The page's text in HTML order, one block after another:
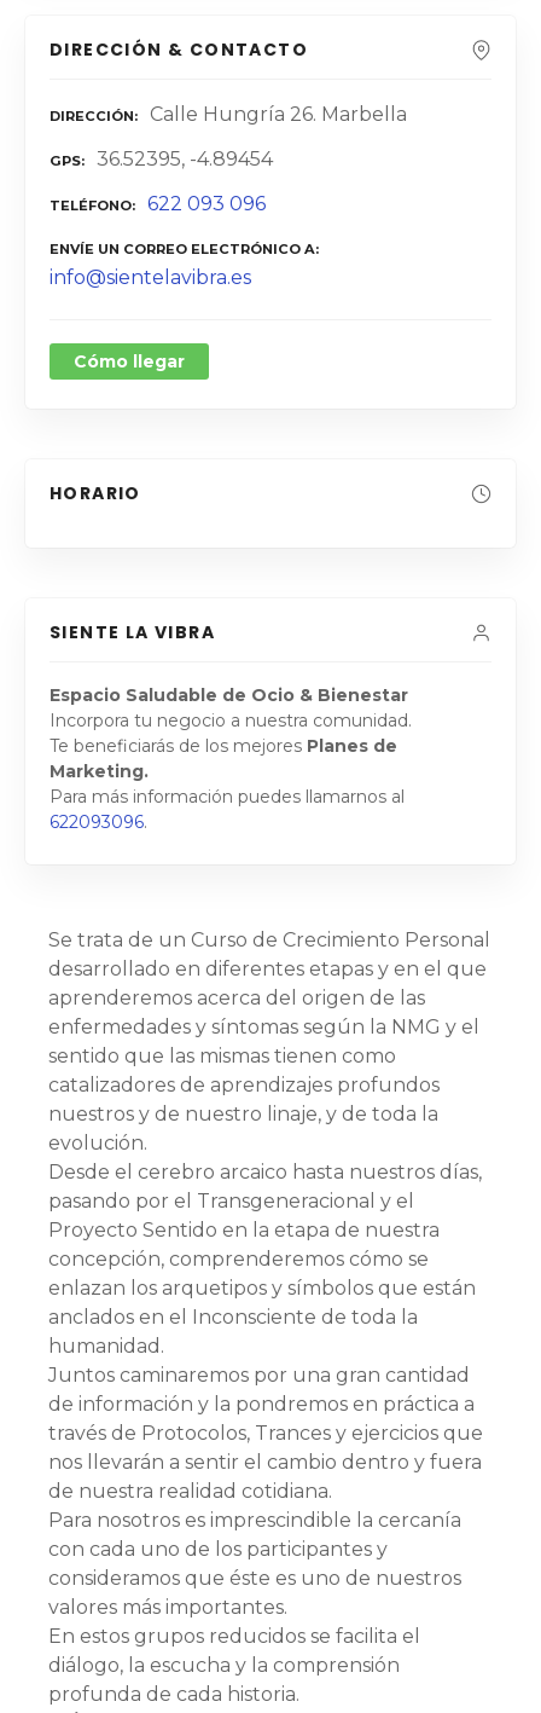
DIRECCIÓN & CONTACTO
DIRECCIÓN Calle Hungría 26. Marbella
GPS 36.52395, -4.89454
TELÉFONO 622 093 096
ENVÍE UN CORREO ELECTRÓNICO A
info@sientelavibra.es
Cómo llegar
HORARIO
SIENTE LA VIBRA
Espacio Saludable de Ocio & Bienestar
Incorpora tu negocio a nuestra comunidad.
Te beneficiarás de los mejores Planes de
Marketing.
Para más información puedes llamarnos al
622093096.
Se trata de un Curso de Crecimiento Personal
desarrollado en diferentes etapas y en el que
aprenderemos acerca del origen de las
enfermedades y síntomas según la NMG y el
sentido que las mismas tienen como
catalizadores de aprendizajes profundos
nuestros y de nuestro linaje, y de toda la
evolución.
Desde el cerebro arcaico hasta nuestros días,
pasando por el Transgeneracional y el
Proyecto Sentido en la etapa de nuestra
concepción, comprenderemos cómo se
enlazan los arquetipos y símbolos que están
anclados en el Inconsciente de toda la
humanidad.
Juntos caminaremos por una gran cantidad
de información y la pondremos en práctica a
través de Protocolos, Trances y ejercicios que
nos llevarán a sentir el cambio dentro y fuera
de nuestra realidad cotidiana.
Para nosotros es imprescindible la cercanía
con cada uno de los participantes y
consideramos que éste es uno de nuestros
valores más importantes.
En estos grupos reducidos se facilita el
diálogo, la escucha y la comprensión
profunda de cada historia.